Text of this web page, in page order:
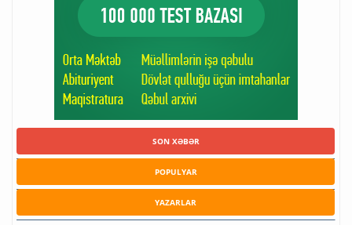
SON XƏBƏR
POPULYAR
YAZARLAR